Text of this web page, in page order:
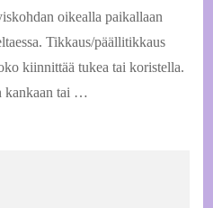
oikealla paikallaan
Tikkaus/päällitikkaus
kiinnittää tukea tai koristella.
kankaan tai …